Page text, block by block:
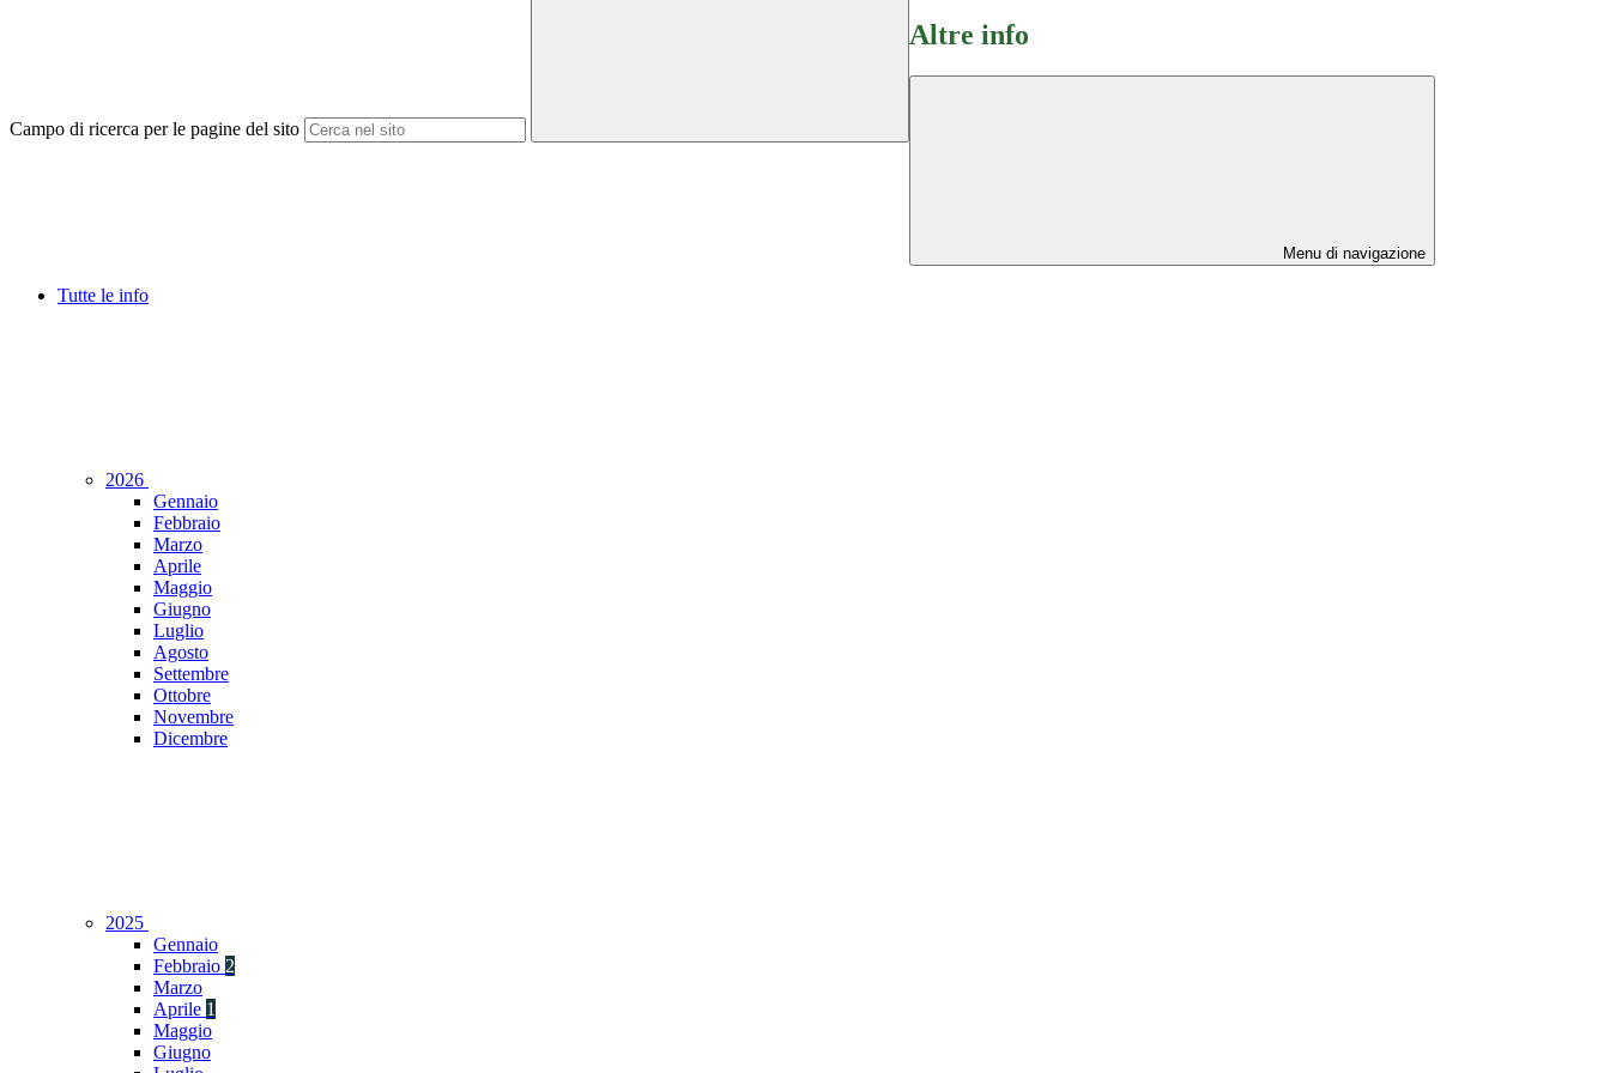
Campo di ricerca per le pagine del sito
Altre info
Menu di navigazione
Tutte le info
2026
Gennaio
Febbraio
Marzo
Aprile
Maggio
Giugno
Luglio
Agosto
Settembre
Ottobre
Novembre
Dicembre
2025
Gennaio
Febbraio 2
Marzo
Aprile 1
Maggio
Giugno